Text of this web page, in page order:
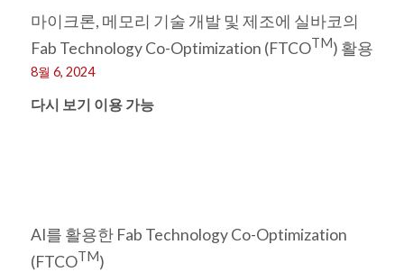
마이크론, 메모리 기술 개발 및 제조에 실바코의
Fab Technology Co-Optimization (FTCOTM) 활용
8월 6, 2024
다시 보기 이용 가능
AI를 활용한 Fab Technology Co-Optimization
(FTCOTM)